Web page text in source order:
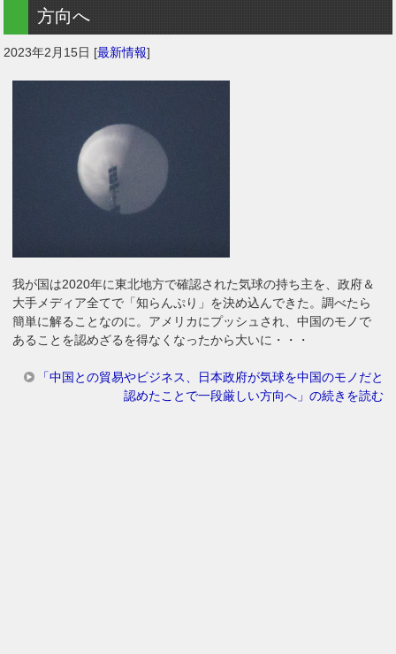
方向へ
2023年2月15日 [最新情報]
我が国は2020年に東北地方で確認された気球の持ち主を、政府＆
大手メディア全てで「知らんぷり」を決め込んできた。調べたら
簡単に解ることなのに。アメリカにプッシュされ、中国のモノで
あることを認めざるを得なくなったから大いに・・・
「中国との貿易やビジネス、日本政府が気球を中国のモノだと
認めたことで一段厳しい方向へ」の続きを読む